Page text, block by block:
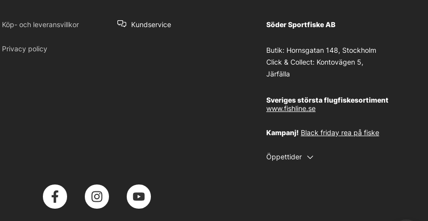
Köp- och leveransvillkor
Privacy policy
Kundservice Söder Sportfiske AB
Butik: Hornsgatan 148, Stockholm
Click & Collect: Kontovägen 5,
Järfälla
Sveriges största flugfiskesortiment
www.fishline.se
Kampanj! Black friday rea på fiske
Öppettider